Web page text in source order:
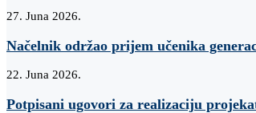
27. Juna 2026.
Načelnik održao prijem učenika
22. Juna 2026.
Potpisani ugovori za realizaciju